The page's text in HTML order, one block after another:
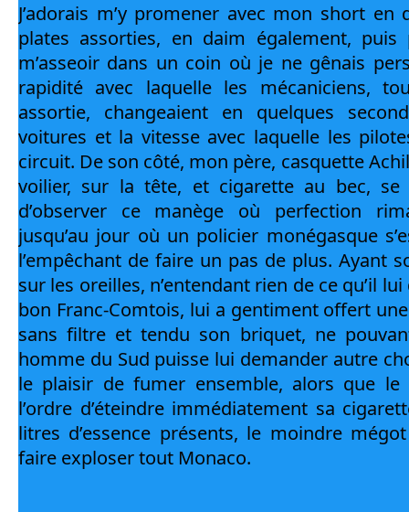
J’adorais m’y promener avec mon short
plates assorties, en daim également, puis
m’asseoir dans un coin où je ne gênais
rapidité avec laquelle les mécaniciens,
assortie, changeaient en quelques
voitures et la vitesse avec laquelle les
circuit. De son côté, mon père, casquette
voilier, sur la tête, et cigarette au bec, se
d’observer ce manège où perfection
jusqu’au jour où un policier monégasque
l’empêchant de faire un pas de plus. Ayant
sur les oreilles, n’entendant rien de ce qu’il
bon Franc-Comtois, lui a gentiment offert
sans filtre et tendu son briquet, ne
homme du Sud puisse lui demander autre
le plaisir de fumer ensemble, alors que
l’ordre d’éteindre immédiatement sa
litres d’essence présents, le moindre
faire exploser tout Monaco.